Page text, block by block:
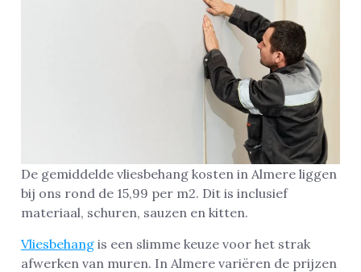
De gemiddelde vliesbehang kosten in Almere liggen
bij ons rond de 15,99 per m2. Dit is inclusief
materiaal, schuren, sauzen en kitten.
Vliesbehang is een slimme keuze voor het strak
afwerken van muren. In Almere variëren de prijzen